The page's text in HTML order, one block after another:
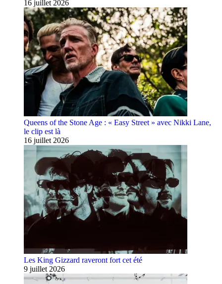
16 juillet 2026
Queens of the Stone Age : « Easy Street » avec Nikki Lane,
le clip est là
16 juillet 2026
Les King Gizzard raveront fort cet été
9 juillet 2026